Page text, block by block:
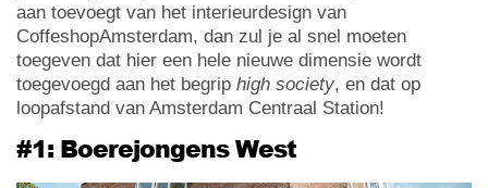
aan toevoegt van het interieurdesign van
CoffeshopAmsterdam, dan zul je al snel moeten
toegeven dat hier een hele nieuwe dimensie wordt
toegevoegd aan het begrip high society, en dat op
loopafstand van Amsterdam Centraal Station!
#1: Boerejongens West